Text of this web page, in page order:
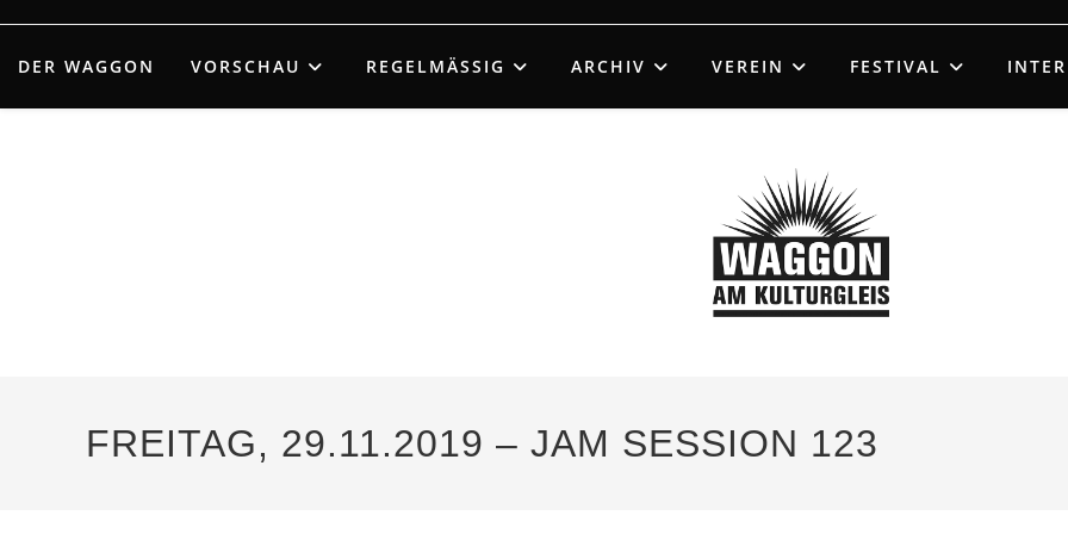
springen
DER WAGGON VORSCHAU REGELMÄSSIG ARCHIV VEREIN FESTIVAL
FREITAG, 29.11.2019 – JAM SESSION 123